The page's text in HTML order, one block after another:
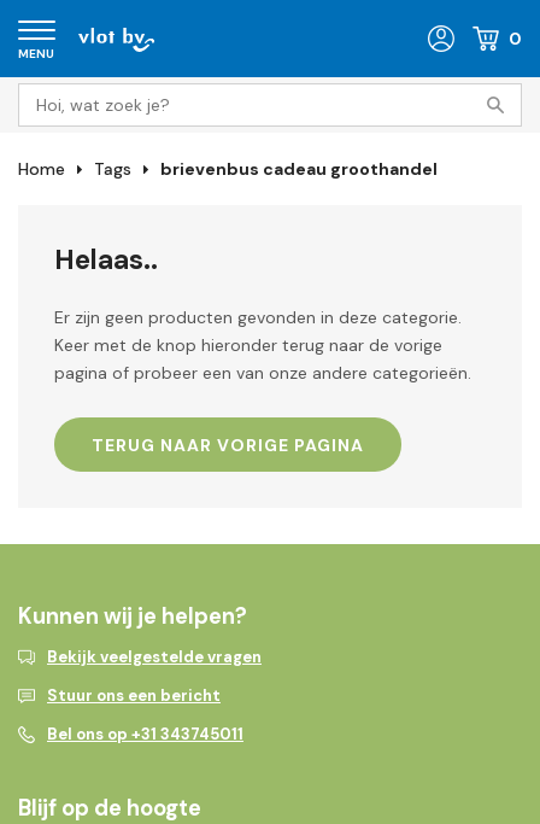
MENU
0
Home Tags brievenbus cadeau groothandel
Helaas..
Er zijn geen producten gevonden in deze categorie.
Keer met de knop hieronder terug naar de vorige
pagina of probeer een van onze andere categorieën.
TERUG NAAR VORIGE PAGINA
Kunnen wij je helpen?
Bekijk veelgestelde vragen
Stuur ons een bericht
Bel ons op +31 343745011
Blijf op de hoogte